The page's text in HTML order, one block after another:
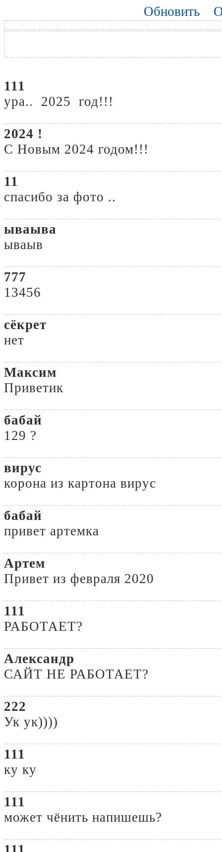
Обновить
111
ура.. 2025 год!!!
2024 !
С Новым 2024 годом!!!
11
спасибо за фото ..
ываыва
ываыв
777
13456
сёкрет
нет
Максим
Приветик
бабай
129 ?
вирус
корона из картона вирус
бабай
привет артемка
Артем
Привет из февраля 2020
111
РАБОТАЕТ?
Александр
САЙТ НЕ РАБОТАЕТ?
222
Ук ук))))
111
ку ку
111
может чёнить напишешь?